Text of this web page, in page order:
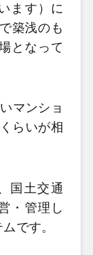
ます）に
築浅のも
となって
マンショ
らいが相
国土交通
・管理し
です。